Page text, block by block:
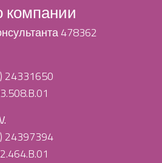
478362
24331650
24397394